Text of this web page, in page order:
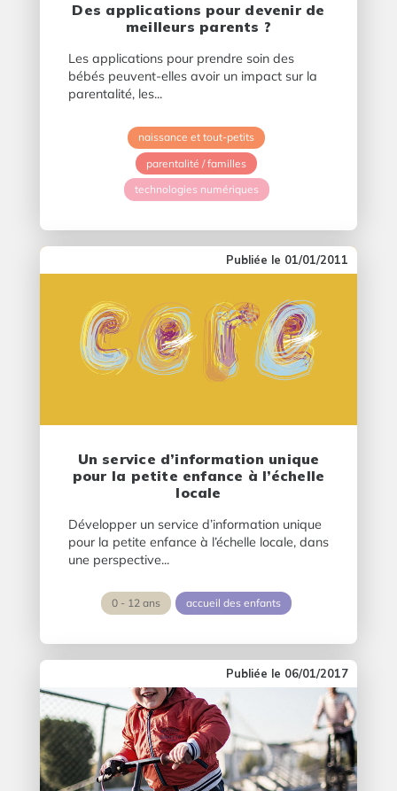
Des applications pour devenir de
meilleurs parents ?
Les applications pour prendre soin des
bébés peuvent-elles avoir un impact sur la
parentalité, les...
naissance et tout-petits
parentalité / familles
technologies numériques
01/01/2011
Un service d’information unique
pour la petite enfance à l’échelle
locale
Développer un service d’information unique
pour la petite enfance à l’échelle locale, dans
une perspective...
0 - 12 ans accueil des enfants
06/01/2017